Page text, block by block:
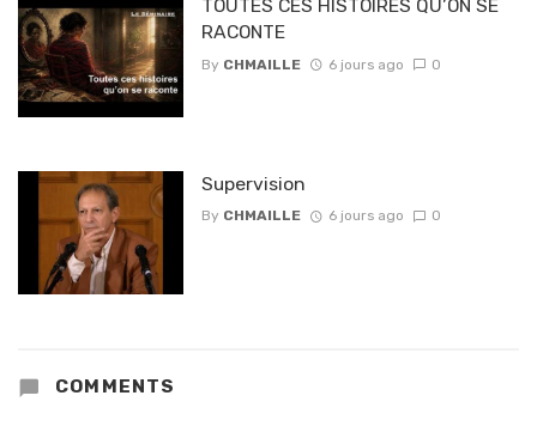
TOUTES CES HISTOIRES QU’ON SE
RACONTE
By CHMAILLE 6 jours ago 0
Supervision
By CHMAILLE 6 jours ago 0
COMMENTS